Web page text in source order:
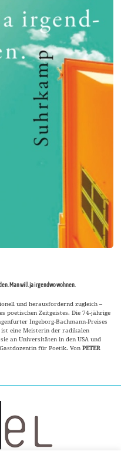
Man will ja irgendwo wohnen.
und herausfordernd zugleich –
poetischen Zeitgeistes. Die 74-jährige
Ingeborg-Bachmann-Preises
eine Meisterin der radikalen
an Universitäten in den USA und
für Poetik. VonPETER